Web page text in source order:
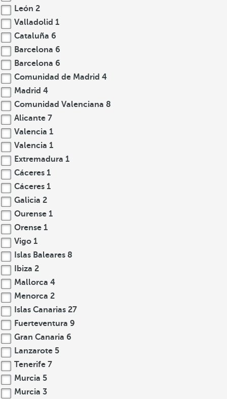
León 2
Valladolid 1
Cataluña 6
Barcelona 6
Barcelona 6
Comunidad de Madrid 4
Madrid 4
Comunidad Valenciana 8
Alicante 7
Valencia 1
Valencia 1
Extremadura 1
Cáceres 1
Cáceres 1
Galicia 2
Ourense 1
Orense 1
Vigo 1
Islas Baleares 8
Ibiza 2
Mallorca 4
Menorca 2
Islas Canarias 27
Fuerteventura 9
Gran Canaria 6
Lanzarote 5
Tenerife 7
Murcia 5
Murcia 3